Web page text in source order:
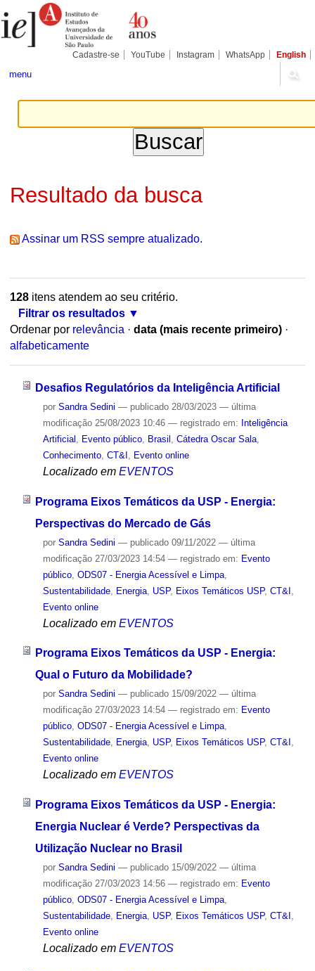
para
conteúdo.
Pessoais
Cadastre-se YouTube Instagram WhatsApp English
menu
Resultado da busca
Assinar um RSS sempre atualizado.
128itens atendem ao seu critério.
Filtrar os resultados
Ordenar por relevância · data (mais recente primeiro) ·
alfabeticamente
Desafios Regulatórios da Inteligência Artificial
por Sandra Sedini — publicado28/03/2023 — última
modificação25/08/2023 10:46 — registrado em: Inteligência
Artificial
Evento público, Brasil Cátedra Oscar Sala,
Conhecimento, CT&I Evento online
Localizado em EVENTOS
Programa Eixos Temáticos da USP - Energia:
Perspectivas do Mercado de Gás
por Sandra Sedini — publicado09/11/2022 — última
modificação27/03/2023 14:54 — registrado em: Evento
público, ODS07 - Energia Acessível e Limpa,
Sustentabilidade, Energia, USP, Eixos Temáticos USP, CT&I
Evento online
Localizado em EVENTOS
Programa Eixos Temáticos da USP - Energia:
Qual o Futuro da Mobilidade?
por Sandra Sedini — publicado15/09/2022 — última
modificação27/03/2023 14:54 — registrado em: Evento
público, ODS07 - Energia Acessível e Limpa,
Sustentabilidade, Energia, USP, Eixos Temáticos USP, CT&I ,
Evento online
Localizado em EVENTOS
Programa Eixos Temáticos da USP - Energia:
Energia Nuclear é Verde? Perspectivas da
Utilização Nuclear no Brasil
por Sandra Sedini — publicado15/09/2022 — última
modificação27/03/2023 14:56 — registrado em: Evento
público, ODS07 - Energia Acessível e Limpa,
Sustentabilidade, Energia, USP, Eixos Temáticos USP, CT&I ,
Evento online
Localizado em EVENTOS